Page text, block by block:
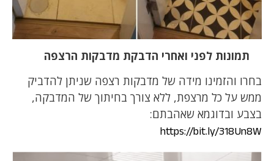
תמונות לפני ואחרי הדבקת מדבקות הרצפה
בחרו והזמינו מידה של מדבקות רצפה שניתן להדביק
ממש על כל מרצפת, ללא צורך בחיתוך של המדבקה,
בצבע ובדוגמא שאהבתם:
https://bit.ly/318Un8W